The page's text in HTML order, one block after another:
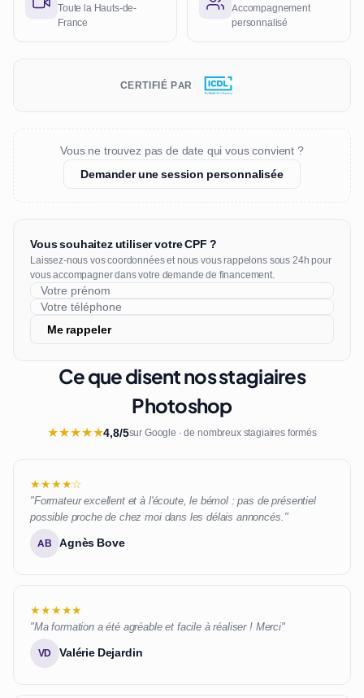
Toute la Hauts-de-
France
Accompagnement
personnalisé
CERTIFIÉ PAR
Vous ne trouvez pas de date qui vous convient ?
Demander une session personnalisée
Vous souhaitez utiliser votre CPF ?
Laissez-nous vos coordonnées et nous vous rappelons sous 24h pour
vous accompagner dans votre demande de financement.
Me rappeler
Ce que disent nos stagiaires
Photoshop
★★★★★4,8/5sur Google · de nombreux stagiaires formés
★★★★☆
"Formateur excellent et à l'écoute, le bémol : pas de présentiel
possible proche de chez moi dans les délais annoncés."
AB Agnès Bove
★★★★★
"Ma formation a été agréable et facile à réaliser ! Merci"
VD Valérie Dejardin